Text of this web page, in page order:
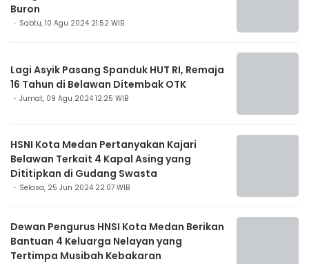
Buron
Sabtu, 10 Agu 2024 21:52 WIB
Lagi Asyik Pasang Spanduk HUT RI, Remaja
16 Tahun di Belawan Ditembak OTK
Jumat, 09 Agu 2024 12:25 WIB
HSNI Kota Medan Pertanyakan Kajari
Belawan Terkait 4 Kapal Asing yang
Dititipkan di Gudang Swasta
Selasa, 25 Jun 2024 22:07 WIB
Dewan Pengurus HNSI Kota Medan Berikan
Bantuan 4 Keluarga Nelayan yang
Tertimpa Musibah Kebakaran